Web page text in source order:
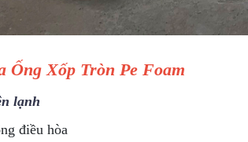
Ống Xốp Tròn Pe Foam
lạnh
điều hòa